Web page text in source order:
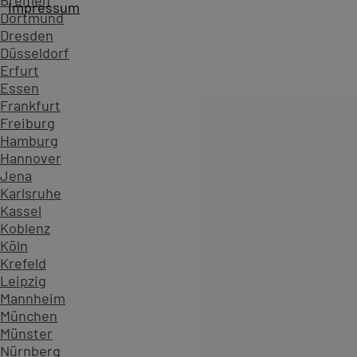
Dortmund
Dresden
Düsseldorf
Erfurt
Essen
Frankfurt
Freiburg
Hamburg
Hannover
Jena
Karlsruhe
Kassel
Koblenz
Köln
Krefeld
Leipzig
Mannheim
München
Münster
Nürnberg
Startseite
Zahlen, die Vertrauen schaffen - überzeugen Sie sich
234.599
Teilnehmende
904
Impressum